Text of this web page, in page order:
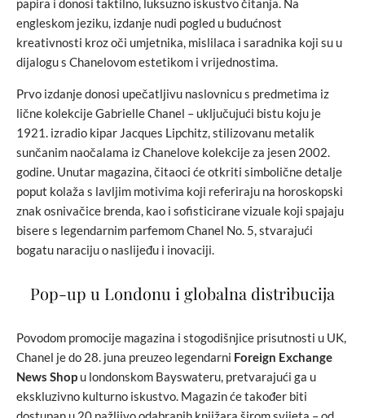
papira i donosi taktilno, luksuzno iskustvo čitanja. Na
engleskom jeziku, izdanje nudi pogled u budućnost
kreativnosti kroz oči umjetnika, mislilaca i saradnika koji su u
dijalogu s Chanelovom estetikom i vrijednostima.
Prvo izdanje donosi upečatljivu naslovnicu s predmetima iz
lične kolekcije Gabrielle Chanel – uključujući bistu koju je
1921. izradio kipar Jacques Lipchitz, stilizovanu metalik
sunčanim naočalama iz Chanelove kolekcije za jesen 2002.
godine. Unutar magazina, čitaoci će otkriti simbolične detalje
poput kolaža s lavljim motivima koji referiraju na horoskopski
znak osnivačice brenda, kao i sofisticirane vizuale koji spajaju
bisere s legendarnim parfemom Chanel No. 5, stvarajući
bogatu naraciju o naslijeđu i inovaciji.
Pop-up u Londonu i globalna distribucija
Povodom promocije magazina i stogodišnjice prisutnosti u UK,
Chanel je do 28. juna preuzeo legendarni Foreign Exchange
News Shop u londonskom Bayswateru, pretvarajući ga u
ekskluzivno kulturno iskustvo. Magazin će također biti